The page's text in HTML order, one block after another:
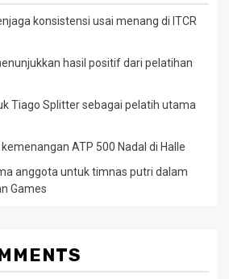
konsistensi usai menang di ITCR
hasil positif dari pelatihan
Tiago Splitter sebagai pelatih utama
ATP 500 Nadal di Halle
anggota untuk timnas putri dalam
Games